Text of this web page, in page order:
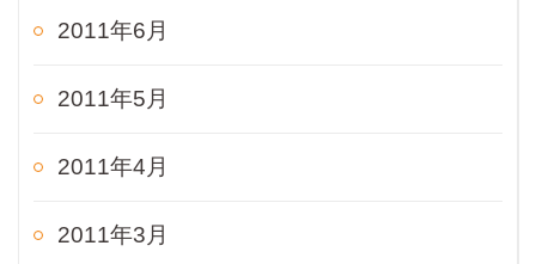
2011年6月
2011年5月
2011年4月
2011年3月